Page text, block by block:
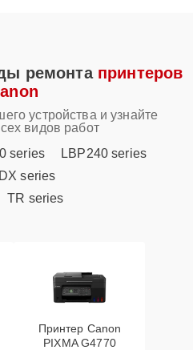
ремонта принтеров
устройства и узнайте
видов работ
series
LBP240 series
series
TR series
Принтер Canon
PIXMA G4770